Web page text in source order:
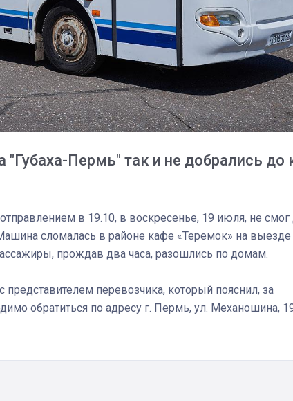
Пермь" так и не добрались до
в 19.10, в воскресенье, 19 июля, не смог
сломалась в районе кафе «Теремок» на выезде
прождав два часа, разошлись по домам.
перевозчика, который пояснил, за
обратиться по адресу г. Пермь, ул. Механошина,
03 4 октября
спецоперации
реальностью
мечту